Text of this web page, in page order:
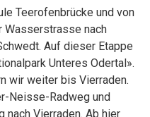
Teerofenbrücke und von
Wasserstrasse nach
Auf dieser Etappe
Unteres Odertal».
wir weiter bis Vierraden.
Neisse-Radweg und
nach Vierraden. Ab hier